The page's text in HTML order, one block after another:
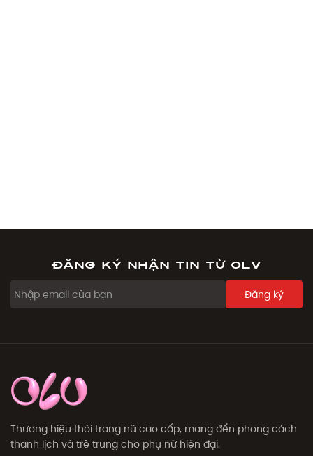
Đăng ký nhận tin từ OLV
Đăng ký
Thương hiệu thời trang nữ cao cấp, mang đến phong cách
thanh lịch và trẻ trung cho phụ nữ hiện đại.